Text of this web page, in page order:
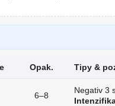
Opak. Tipy &
6–8
Negativ 3